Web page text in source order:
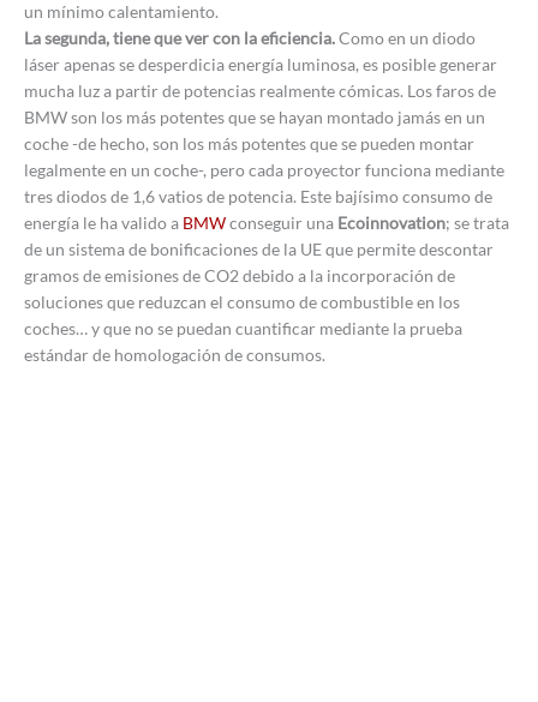
un mínimo calentamiento.
La segunda, tiene que ver con la eficiencia.Como en un diodo
láser apenas se desperdicia energía luminosa, es posible generar
mucha luz a partir de potencias realmente cómicas. Los faros de
BMW son los más potentes que se hayan montado jamás en un
coche -de hecho, son los más potentes que se pueden montar
legalmente en un coche-, pero cada proyector funciona mediante
tres diodos de 1,6 vatios de potencia. Este bajísimo consumo de
energía le ha valido a BMWconseguir una Ecoinnovation; se trata
de un sistema de bonificaciones de la UE que permite descontar
gramos de emisiones de CO2 debido a la incorporación de
soluciones que reduzcan el consumo de combustible en los
coches… y que no se puedan cuantificar mediante la prueba
estándar de homologación de consumos.